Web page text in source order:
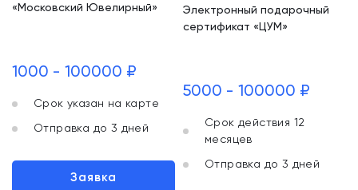
«Московский Ювелирный»
1000 - 100000 ₽
Срок указан на карте
Отправка до 3 дней
Заявка
Электронный подарочный
сертификат «ЦУМ»
5000 - 100000 ₽
Срок действия 12
месяцев
Отправка до 3 дней